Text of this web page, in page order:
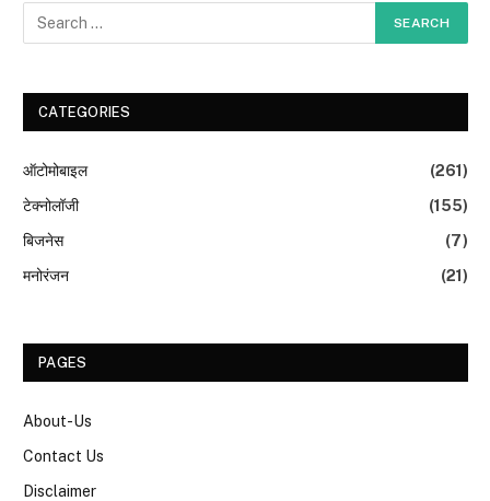
CATEGORIES
ऑटोमोबाइल
(261)
टेक्नोलॉजी
(155)
बिजनेस
(7)
मनोरंजन
(21)
PAGES
About-Us
Contact Us
Disclaimer